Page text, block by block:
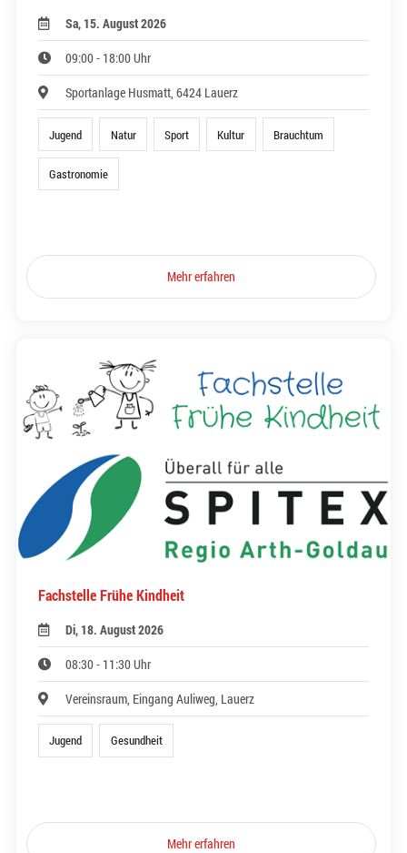
Sa, 15. August 2026
09:00 - 18:00 Uhr
Sportanlage Husmatt, 6424 Lauerz
Jugend Natur Sport Kultur Brauchtum
Gastronomie
Mehr erfahren
Fachstelle Frühe Kindheit
Di, 18. August 2026
08:30 - 11:30 Uhr
Vereinsraum, Eingang Auliweg, Lauerz
Jugend Gesundheit
Mehr erfahren